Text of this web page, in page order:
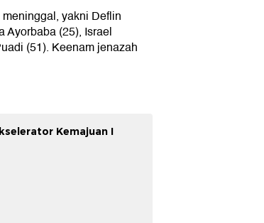
yakni Deflin
Ayorbaba (25), Israel
(51). Keenam jenazah
Kemajuan I